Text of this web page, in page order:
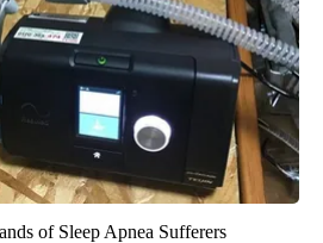
of Sleep Apnea Sufferers